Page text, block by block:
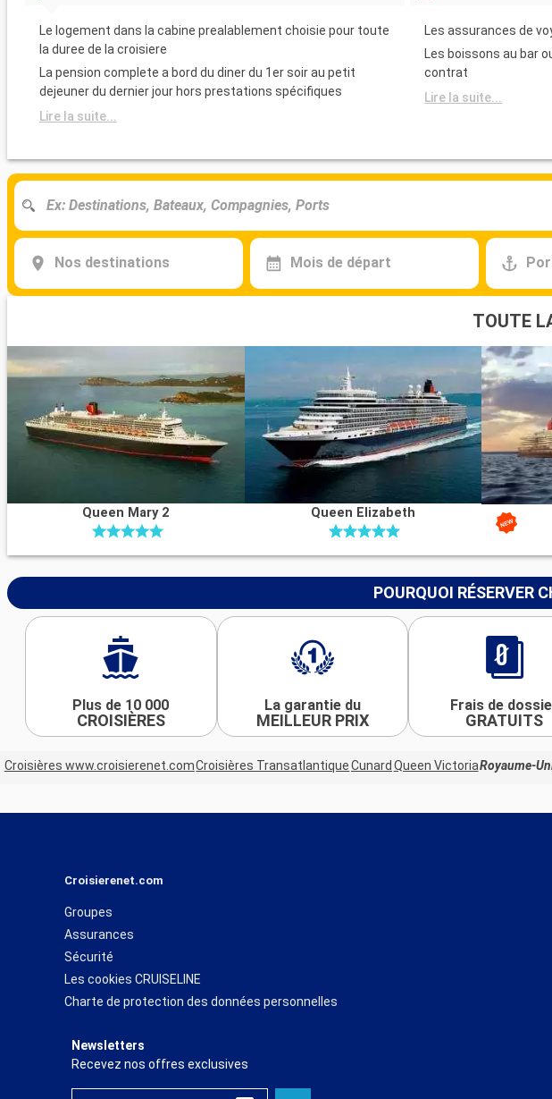
Le logement dans la cabine prealablement choisie pour toute
la duree de la croisiere
La pension complete a bord du diner du 1er soir au petit
dejeuner du dernier jour hors prestations spécifiques
Lire la suite...
Les assurances de
Les boissons au bar
contrat
Lire la suite...
Nos destinations Mois de départ
TOUTE
Queen Mary 2 Queen Elizabeth
POURQUOI RÉSERVER
Plus de 10 000
CROISIÈRES
La garantie du
MEILLEUR PRIX
Frais de
GRATUITS
Croisières www.croisierenet.comCroisières TransatlantiqueCunard Queen VictoriaRoyaume-
Croisierenet.com
Groupes
Assurances
Sécurité
Les cookies CRUISELINE
Charte de protection des données personnelles
Newsletters
Recevez nos offres exclusives